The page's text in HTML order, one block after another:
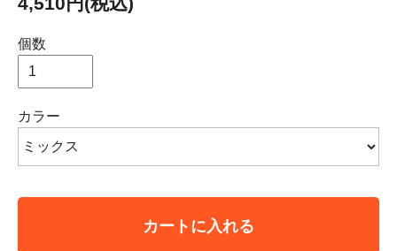
個数
カラー
カートに入れる